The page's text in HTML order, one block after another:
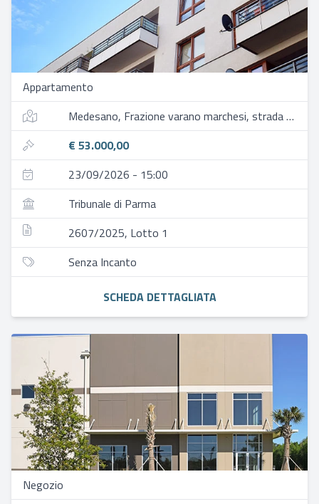
Appartamento
Medesano, Frazione varano marchesi, strada valle, 38
€ 53.000,00
23/09/2026 - 15:00
Tribunale di Parma
2607/2025, Lotto 1
Senza Incanto
SCHEDA DETTAGLIATA
Negozio